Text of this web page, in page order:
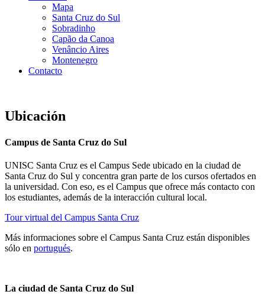
Mapa
Santa Cruz do Sul
Sobradinho
Capão da Canoa
Venâncio Aires
Montenegro
Contacto
Ubicación
Campus de Santa Cruz do Sul
UNISC Santa Cruz es el Campus Sede ubicado en la ciudad de
Santa Cruz do Sul y concentra gran parte de los cursos ofertados en
la universidad. Con eso, es el Campus que ofrece más contacto con
los estudiantes, además de la interacción cultural local.
Tour virtual del Campus Santa Cruz
Más informaciones sobre el Campus Santa Cruz están disponibles
sólo en portugués.
La ciudad de Santa Cruz do Sul